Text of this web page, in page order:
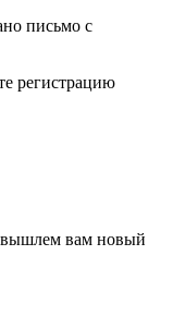
письмо с
регистрацию
вышлем вам новый